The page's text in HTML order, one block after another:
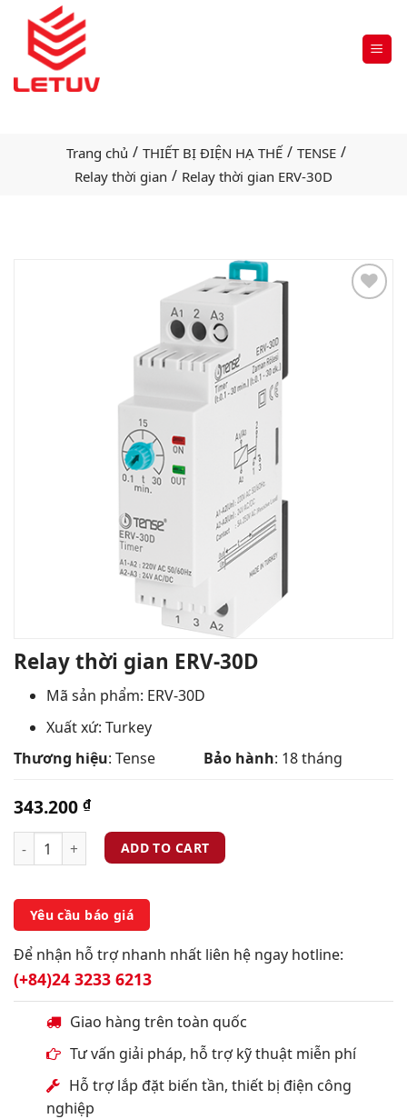
Trang chủ / THIẾT BỊ ĐIỆN HẠ THẾ / TENSE /
Relay thời gian / Relay thời gian ERV-30D
Relay thời gian ERV-30D
Mã sản phẩm: ERV-30D
Xuất xứ: Turkey
Thương hiệu: Tense Bảo hành: 18 tháng
343.200 ₫
ADD TO CART
Yêu cầu báo giá
Để nhận hỗ trợ nhanh nhất liên hệ ngay hotline:
(+84)24 3233 6213
Giao hàng trên toàn quốc
Tư vấn giải pháp, hỗ trợ kỹ thuật miễn phí
Hỗ trợ lắp đặt biến tần, thiết bị điện công
nghiệp